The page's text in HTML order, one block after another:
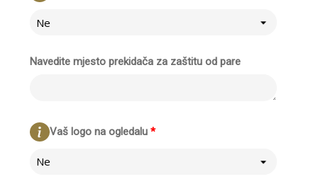
Ne
Navedite mjesto prekidača za zaštitu od pare
*
Vaš logo na ogledalu
Ne